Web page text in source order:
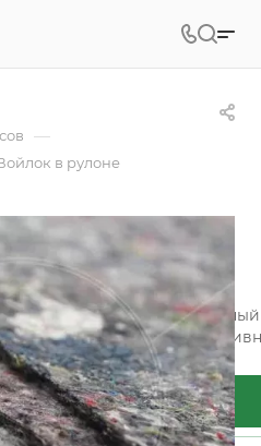
—
в рулоне
плотный
материал нашел свое
Заказать